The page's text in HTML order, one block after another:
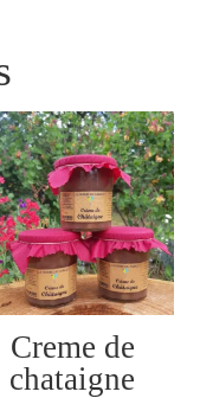
Creme de
chataigne